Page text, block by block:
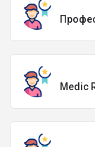
Medic